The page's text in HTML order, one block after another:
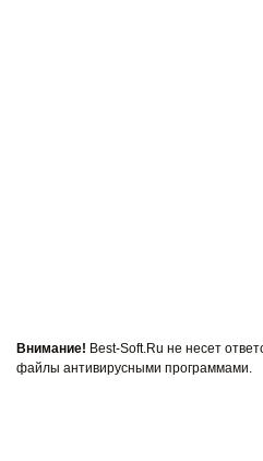
Внимание! Best-Soft.Ru не несет
файлы антивирусными программами.